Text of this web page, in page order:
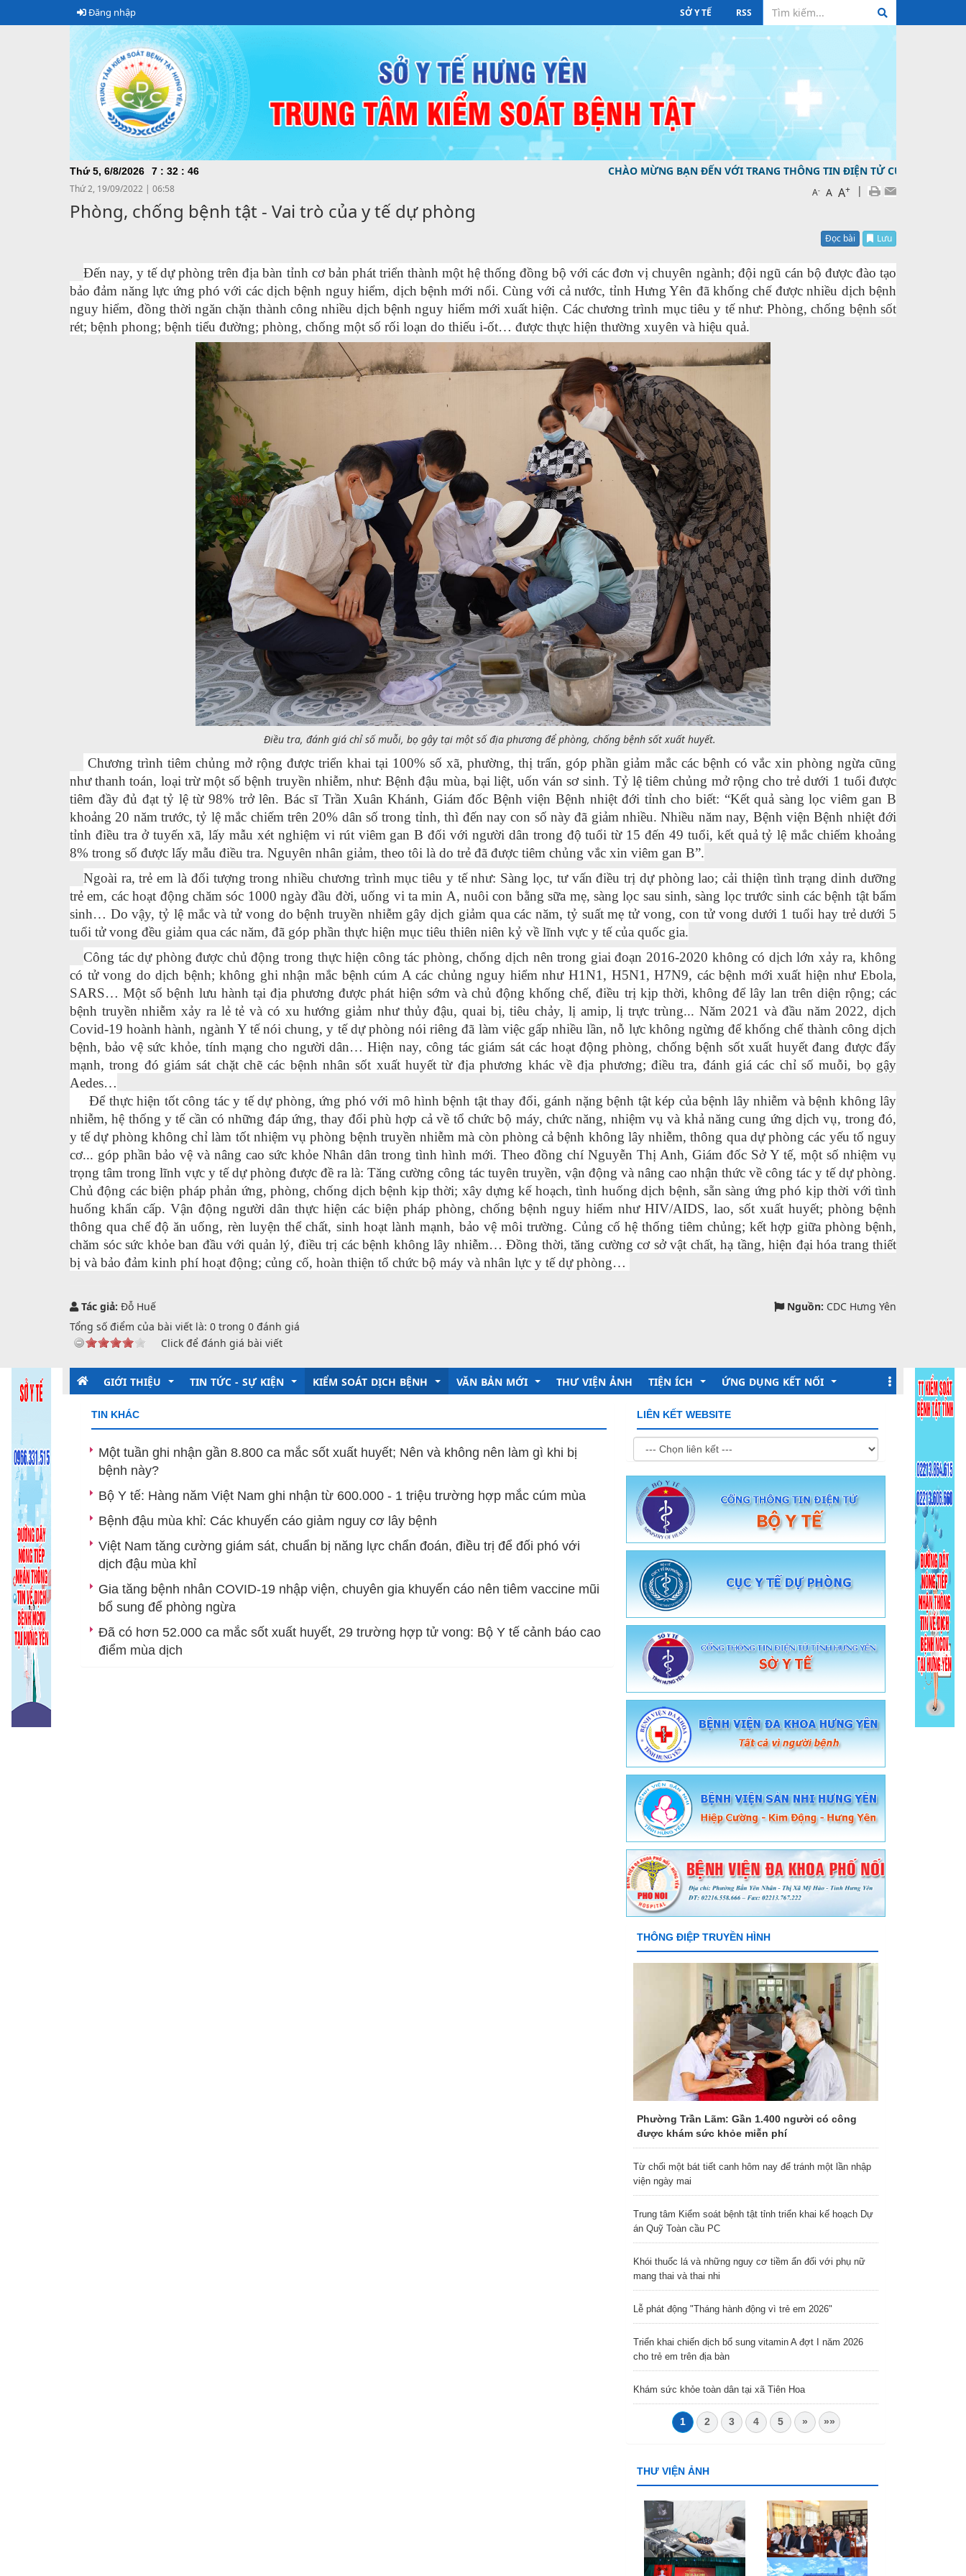
Đăng nhập SỞ Y TẾ RSS
Thứ 5, 6/8/2026 7 : 32 : 47 CHÀO MỪNG BẠN ĐẾN VỚI TRANG THÔNG TIN ĐIỆN TỬ CỦA TRUNG TÂM
Thứ 2, 19/09/2022 | 06:58 A- A A+ |
Phòng, chống bệnh tật - Vai trò của y tế dự phòng
Đọc bài Lưu
Đến nay, y tế dự phòng trên địa bàn tỉnh cơ bản phát triển thành một hệ thống đồng bộ với các đơn vị chuyên ngành; đội ngũ cán bộ được đào tạo
bảo đảm năng lực ứng phó với các dịch bệnh nguy hiểm, dịch bệnh mới nổi. Cùng với cả nước, tỉnh Hưng Yên đã khống chế được nhiều dịch bệnh
nguy hiểm, đồng thời ngăn chặn thành công nhiều dịch bệnh nguy hiểm mới xuất hiện. Các chương trình mục tiêu y tế như: Phòng, chống bệnh sốt
rét; bệnh phong; bệnh tiểu đường; phòng, chống một số rối loạn do thiếu i-ốt… được thực hiện thường xuyên và hiệu quả.
Điều tra, đánh giá chỉ số muỗi, bọ gậy tại một số địa phương để phòng, chống bệnh sốt xuất huyết.
Chương trình tiêm chủng mở rộng được triển khai tại 100% số xã, phường, thị trấn, góp phần giảm mắc các bệnh có vắc xin phòng ngừa cũng
như thanh toán, loại trừ một số bệnh truyền nhiễm, như: Bệnh đậu mùa, bại liệt, uốn ván sơ sinh. Tỷ lệ tiêm chủng mở rộng cho trẻ dưới 1 tuổi được
tiêm đầy đủ đạt tỷ lệ từ 98% trở lên. Bác sĩ Trần Xuân Khánh, Giám đốc Bệnh viện Bệnh nhiệt đới tỉnh cho biết: “Kết quả sàng lọc viêm gan B
khoảng 20 năm trước, tỷ lệ mắc chiếm trên 20% dân số trong tỉnh, thì đến nay con số này đã giảm nhiều. Nhiều năm nay, Bệnh viện Bệnh nhiệt đới
tỉnh điều tra ở tuyến xã, lấy mẫu xét nghiệm vi rút viêm gan B đối với người dân trong độ tuổi từ 15 đến 49 tuổi, kết quả tỷ lệ mắc chiếm khoảng
8% trong số được lấy mẫu điều tra. Nguyên nhân giảm, theo tôi là do trẻ đã được tiêm chủng vắc xin viêm gan B”.
Ngoài ra, trẻ em là đối tượng trong nhiều chương trình mục tiêu y tế như: Sàng lọc, tư vấn điều trị dự phòng lao; cải thiện tình trạng dinh dưỡng
trẻ em, các hoạt động chăm sóc 1000 ngày đầu đời, uống vi ta min A, nuôi con bằng sữa mẹ, sàng lọc sau sinh, sàng lọc trước sinh các bệnh tật bẩm
sinh… Do vậy, tỷ lệ mắc và tử vong do bệnh truyền nhiễm gây dịch giảm qua các năm, tỷ suất mẹ tử vong, con tử vong dưới 1 tuổi hay trẻ dưới 5
tuổi tử vong đều giảm qua các năm, đã góp phần thực hiện mục tiêu thiên niên kỷ về lĩnh vực y tế của quốc gia.
Công tác dự phòng được chủ động trong thực hiện công tác phòng, chống dịch nên trong giai đoạn 2016-2020 không có dịch lớn xảy ra, không
có tử vong do dịch bệnh; không ghi nhận mắc bệnh cúm A các chủng nguy hiểm như H1N1, H5N1, H7N9, các bệnh mới xuất hiện như Ebola,
SARS… Một số bệnh lưu hành tại địa phương được phát hiện sớm và chủ động khống chế, điều trị kịp thời, không để lây lan trên diện rộng; các
bệnh truyền nhiễm xảy ra lẻ tẻ và có xu hướng giảm như thủy đậu, quai bị, tiêu chảy, lị amip, lị trực trùng... Năm 2021 và đầu năm 2022, dịch
Covid-19 hoành hành, ngành Y tế nói chung, y tế dự phòng nói riêng đã làm việc gấp nhiều lần, nỗ lực không ngừng để khống chế thành công dịch
bệnh, bảo vệ sức khỏe, tính mạng cho người dân… Hiện nay, công tác giám sát các hoạt động phòng, chống bệnh sốt xuất huyết đang được đẩy
mạnh, trong đó giám sát chặt chẽ các bệnh nhân sốt xuất huyết từ địa phương khác về địa phương; điều tra, đánh giá các chỉ số muỗi, bọ gậy
Aedes…
Ðể thực hiện tốt công tác y tế dự phòng, ứng phó với mô hình bệnh tật thay đổi, gánh nặng bệnh tật kép của bệnh lây nhiễm và bệnh không lây
nhiễm, hệ thống y tế cần có những đáp ứng, thay đổi phù hợp cả về tổ chức bộ máy, chức năng, nhiệm vụ và khả năng cung ứng dịch vụ, trong đó,
y tế dự phòng không chỉ làm tốt nhiệm vụ phòng bệnh truyền nhiễm mà còn phòng cả bệnh không lây nhiễm, thông qua dự phòng các yếu tố nguy
cơ... góp phần bảo vệ và nâng cao sức khỏe Nhân dân trong tình hình mới. Theo đồng chí Nguyễn Thị Anh, Giám đốc Sở Y tế, một số nhiệm vụ
trọng tâm trong lĩnh vực y tế dự phòng được đề ra là: Tăng cường công tác tuyên truyền, vận động và nâng cao nhận thức về công tác y tế dự phòng.
Chủ động các biện pháp phản ứng, phòng, chống dịch bệnh kịp thời; xây dựng kế hoạch, tình huống dịch bệnh, sẵn sàng ứng phó kịp thời với tình
huống khẩn cấp. Vận động người dân thực hiện các biện pháp phòng, chống bệnh nguy hiểm như HIV/AIDS, lao, sốt xuất huyết; phòng bệnh
thông qua chế độ ăn uống, rèn luyện thể chất, sinh hoạt lành mạnh, bảo vệ môi trường. Củng cố hệ thống tiêm chủng; kết hợp giữa phòng bệnh,
chăm sóc sức khỏe ban đầu với quản lý, điều trị các bệnh không lây nhiễm… Đồng thời, tăng cường cơ sở vật chất, hạ tầng, hiện đại hóa trang thiết
bị và bảo đảm kinh phí hoạt động; củng cố, hoàn thiện tổ chức bộ máy và nhân lực y tế dự phòng…
Tác giả: Đỗ Huế Nguồn: CDC Hưng Yên
Tổng số điểm của bài viết là: 0 trong 0 đánh giá
Click để đánh giá bài viết
GIỚI THIỆU
Giới thiệu chung
Chức năng nhiệm vụ
Tổ chức bộ máyBan Giám đốc
Các Khoa, phòng chuyên môn
Khoa Dinh dưỡng - Phòng, chống bệnh không lây nhiễm
TIN TỨC - SỰ KIỆN
Kỷ niệm 135 năm ngày sinh Chủ tịch Hồ chí minh
Thông tin ngành
KIỂM SOÁT DỊCH BỆNH
Truyền thông giáo dục sức khỏe
Phòng chống dịch bệnh
Tài liệu Truyền thông
VĂN BẢN MỚI
Trung tâm Kiểm soát bệnh tật
Ủy ban nhân dân tỉnh
THƯ VIỆN ẢNH TIỆN ÍCH
Lịch làm việc
Hỏi đáp Online
Dịch vụ tiêm chủng
Đăng ký lấy mẫu xét nghiệm
Cổng tra cứu sức khỏe toàn dân
Tra cứu thuốc
ỨNG DỤNG KẾT NỐI
Sức khỏe toàn dân
Tiêm chủng quốc gia
Hệ thống Methadone
Giám định Bảo hiểm y tế
TIN KHÁC
Một tuần ghi nhận gần 8.800 ca mắc sốt xuất huyết; Nên và không nên làm gì khi bị
bệnh này?
Bộ Y tế: Hàng năm Việt Nam ghi nhận từ 600.000 - 1 triệu trường hợp mắc cúm mùa
Bệnh đậu mùa khỉ: Các khuyến cáo giảm nguy cơ lây bệnh
Việt Nam tăng cường giám sát, chuẩn bị năng lực chẩn đoán, điều trị để đối phó với
dịch đậu mùa khỉ
Gia tăng bệnh nhân COVID-19 nhập viện, chuyên gia khuyến cáo nên tiêm vaccine mũi
bổ sung để phòng ngừa
Đã có hơn 52.000 ca mắc sốt xuất huyết, 29 trường hợp tử vong: Bộ Y tế cảnh báo cao
điểm mùa dịch
LIÊN KẾT WEBSITE
THÔNG ĐIỆP TRUYỀN HÌNH
Phường Trần Lãm: Gần 1.400 người có công
được khám sức khỏe miễn phí
Từ chối một bát tiết canh hôm nay để tránh một lần nhập
viện ngày mai
Trung tâm Kiểm soát bệnh tật tỉnh triển khai kế hoạch Dự
án Quỹ Toàn cầu PC
Khói thuốc lá và những nguy cơ tiềm ẩn đối với phụ nữ
mang thai và thai nhi
Lễ phát động "Tháng hành động vì trẻ em 2026"
Triển khai chiến dịch bổ sung vitamin A đợt I năm 2026
cho trẻ em trên địa bàn
Khám sức khỏe toàn dân tại xã Tiên Hoa
1 2 3 4 5 » »»
THƯ VIỆN ẢNH